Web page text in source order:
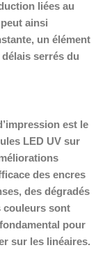
liées au
ainsi
un élément
serrés du
est le
LED UV sur
des encres
des dégradés
couleurs sont
pour
sur les linéaires.